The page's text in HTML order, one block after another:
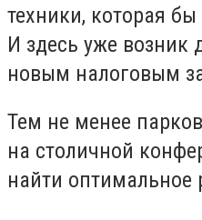
техники, которая
И здесь уже возник
новым налоговым
Тем не менее
на столичной
найти оптимальное